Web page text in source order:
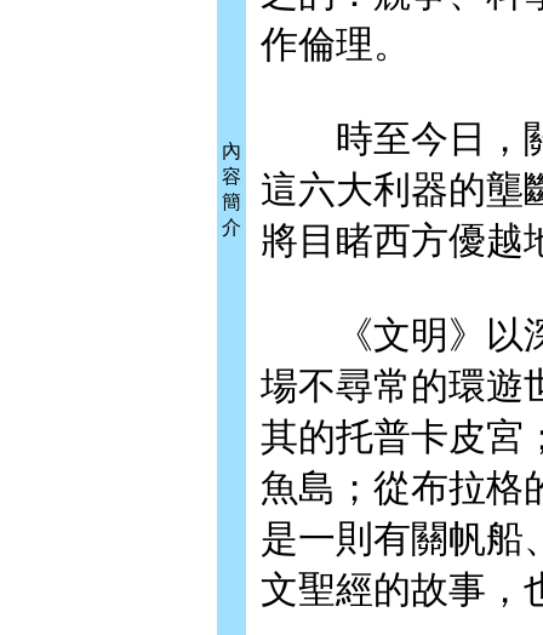
內
容
簡
介
作倫理。
時至今日，關
這六大利器的壟
將目睹西方優越
《文明》以深
場不尋常的環遊
其的托普卡皮宮
魚島；從布拉格
是一則有關帆船
文聖經的故事，